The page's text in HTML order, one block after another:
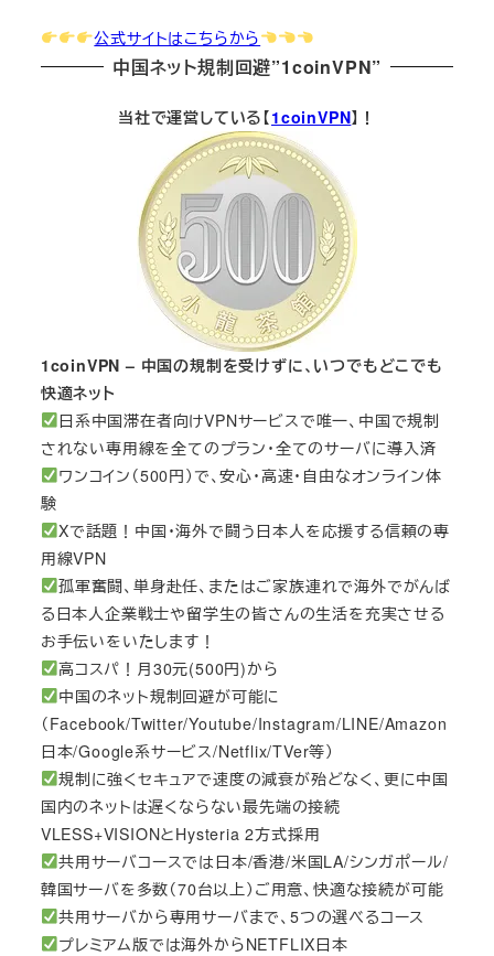
公式サイトはこちらから
中国ネット規制回避”1coinVPN”
当社で運営している【1coinVPN】！
1coinVPN – 中国の規制を受けずに、いつでもどこでも
快適ネット
日系中国滞在者向けVPNサービスで唯一、中国で規制
されない専用線を全てのプラン・全てのサーバに導入済
ワンコイン（500円）で、安心・高速・自由なオンライン体
験
Xで話題！中国・海外で闘う日本人を応援する信頼の専
用線VPN
孤軍奮闘、単身赴任、またはご家族連れで海外でがんば
る日本人企業戦士や留学生の皆さんの生活を充実させる
お手伝いをいたします！
高コスパ！月30元(500円)から
中国のネット規制回避が可能に
（Facebook/Twitter/Youtube/Instagram/LINE/Amazon
日本/Google系サービス/Netflix/TVer等）
規制に強くセキュアで速度の減衰が殆どなく、更に中国
国内のネットは遅くならない最先端の接続
VLESS+VISIONとHysteria 2方式採用
共用サーバコースでは日本/香港/米国LA/シンガポール/
韓国サーバを多数（70台以上）ご用意、快適な接続が可能
共用サーバから専用サーバまで、5つの選べるコース
プレミアム版では海外からNETFLIX日本